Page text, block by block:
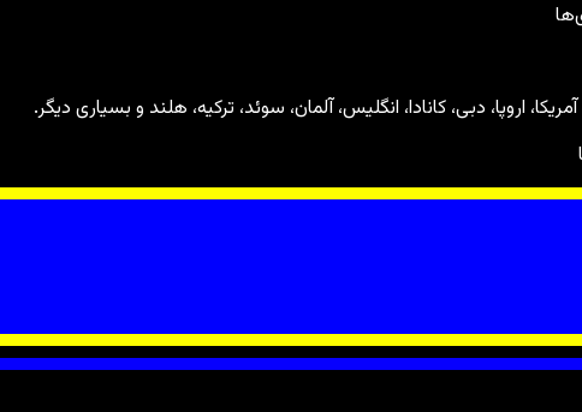
اروپا، دبی، کانادا، انگلیس، آلمان، سوئد، ترکیه، هلند و بسیاری دیگر.